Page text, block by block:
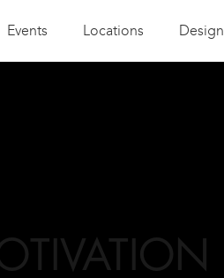
Events Locations Design